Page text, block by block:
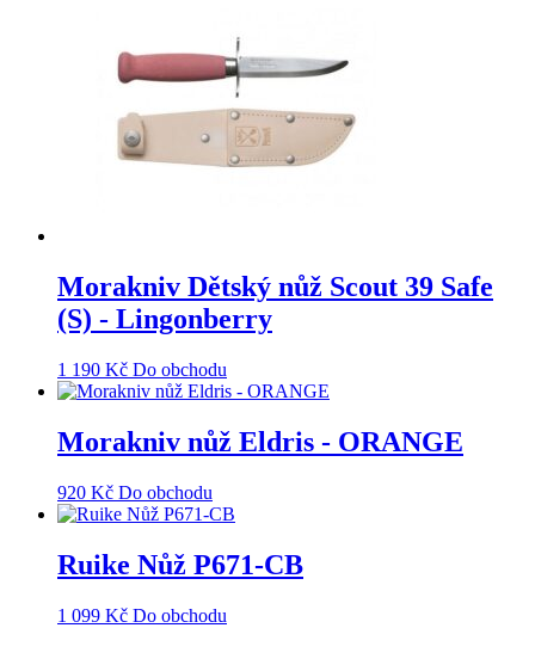
Morakniv Dětský nůž Scout 39 Safe
(S) - Lingonberry
1 190 Kč Do obchodu
Morakniv nůž Eldris - ORANGE
920 Kč Do obchodu
Ruike Nůž P671-CB
1 099 Kč Do obchodu